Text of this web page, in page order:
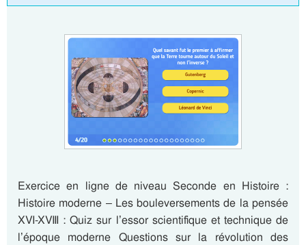
Exercice en ligne de niveau Seconde en Histoire :
Histoire moderne – Les bouleversements de la pensée
XVI-XVIII : Quiz sur l’essor scientifique et technique de
l’époque moderne Questions sur la révolution des